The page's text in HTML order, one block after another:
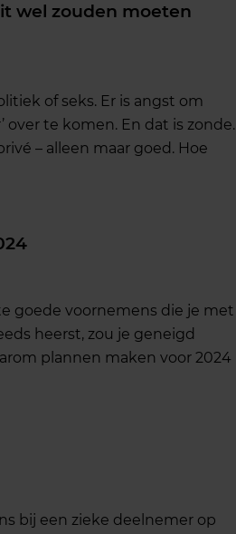
wel zouden moeten
of seks. Er is angst om
over te komen. En dat is zonde.
– alleen maar goed. Hoe
goede voornemens die je met
heerst, zou je geneigd
plannen maken voor 2024
bij een zieke deelnemer op